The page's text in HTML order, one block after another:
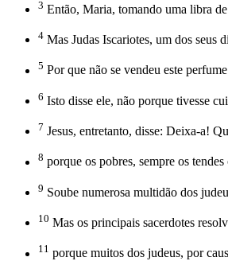
3 Então, Maria, tomando uma libra
4 Mas Judas Iscariotes, um dos seus
5 Por que não se vendeu este
6 Isto disse ele, não porque tivesse
7 Jesus, entretanto, disse: Deixa-a!
8 porque os pobres, sempre os
9 Soube numerosa multidão dos
10 Mas os principais sacerdotes
11 porque muitos dos judeus, por